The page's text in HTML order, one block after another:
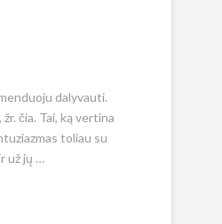
dalyvauti.
čia. Tai, ką vertina
toliau su
už jų …